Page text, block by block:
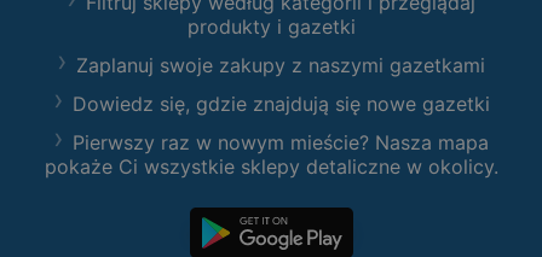
produkty i gazetki
Zaplanuj swoje zakupy z naszymi gazetkami
Dowiedz się, gdzie znajdują się nowe gazetki
Pierwszy raz w nowym mieście? Nasza mapa
pokaże Ci wszystkie sklepy detaliczne w okolicy.